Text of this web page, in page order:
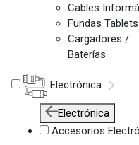
Cables
Fundas Tablets
Cargadores /
Baterías
Electrónica
Electrónica
Accesorios